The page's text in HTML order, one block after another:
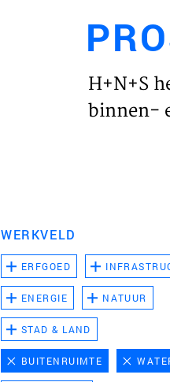
H+N+S
binnen-
WERKVELD
ERFGOED
ENERGIE NATUUR
STAD & LAND
BUITENRUIMTE